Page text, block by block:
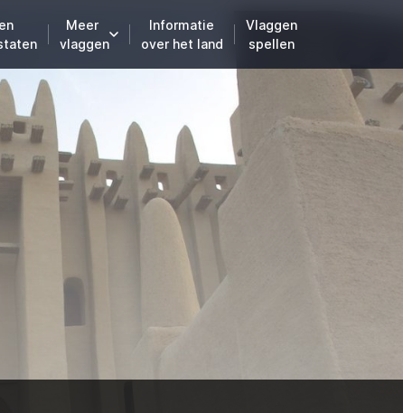
Meer
vlaggen
Informatie
over het land
Vlaggen
spellen